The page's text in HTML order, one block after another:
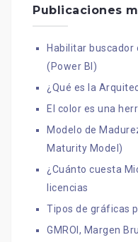
Publicaciones
Habilitar buscador
(Power BI)
¿Qué es la
El color es una
Modelo de
Maturity Model)
¿Cuánto cuesta
licencias
Tipos de gráficas
GMROI, Margen